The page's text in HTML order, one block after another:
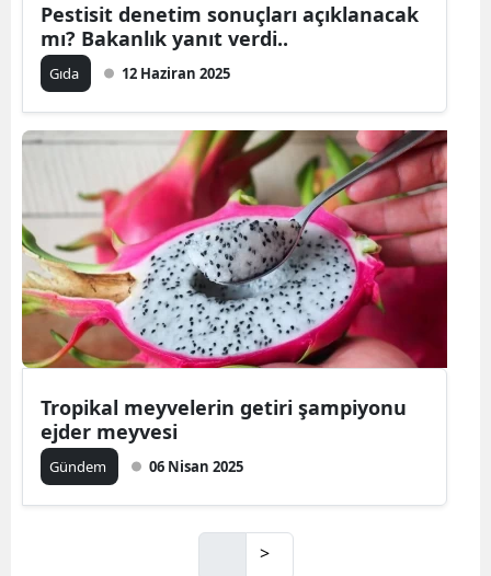
Pestisit denetim sonuçları açıklanacak
mı? Bakanlık yanıt verdi..
Gıda 12 Haziran 2025
Tropikal meyvelerin getiri şampiyonu
ejder meyvesi
Gündem 06 Nisan 2025
>